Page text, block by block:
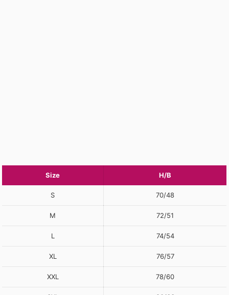
Size H/B
S 70/48
M 72/51
L 74/54
XL 76/57
XXL 78/60